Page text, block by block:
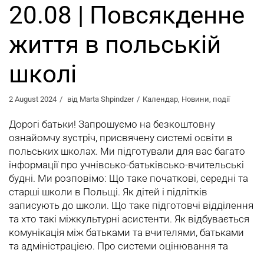
20.08 | Повсякденне
життя в польській
школі
2 August 2024 від Marta Shpindzer Календар, Новини, події
Дорогі батьки! Запрошуємо на безкоштовну
ознайомчу зустріч, присвячену системі освіти в
польських школах. Ми підготували для вас багато
інформації про учнівсько-батьківсько-вчительські
будні. Ми розповімо: Що таке початкові, середні та
старші школи в Польщі. Як дітей і підлітків
записують до школи. Що таке підготовчі відділення
та хто такі міжкультурні асистенти. Як відбувається
комунікація між батьками та вчителями, батьками
та адміністрацією. Про системи оцінювання та